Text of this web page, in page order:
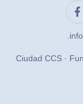
.info
Ciudad CCS ·